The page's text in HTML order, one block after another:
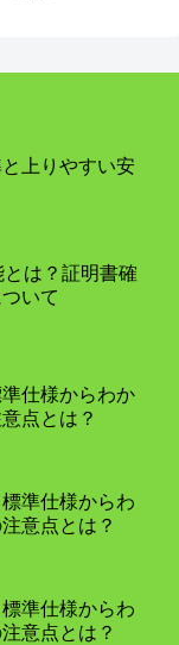
上りやすい安
は？証明書確
いて
仕様からわか
点とは？
準仕様からわ
意点とは？
準仕様からわ
意点とは？